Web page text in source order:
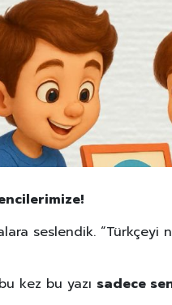
seslendik. “Türkçeyi
kez bu yazı sadece